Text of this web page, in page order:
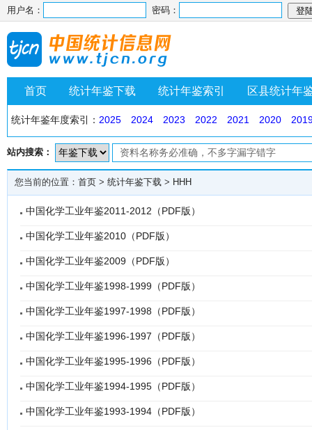
用户名： 密码：
首页 统计年鉴下载 统计年鉴索引 区县统计年
统计年鉴年度索引： 2025 2024 2023 2022 2021 2020
站内搜索：
您当前的位置： 首页 > 统计年鉴下载 > HHH
中国化学工业年鉴2011-2012（PDF版）
中国化学工业年鉴2010（PDF版）
中国化学工业年鉴2009（PDF版）
中国化学工业年鉴1998-1999（PDF版）
中国化学工业年鉴1997-1998（PDF版）
中国化学工业年鉴1996-1997（PDF版）
中国化学工业年鉴1995-1996（PDF版）
中国化学工业年鉴1994-1995（PDF版）
中国化学工业年鉴1993-1994（PDF版）